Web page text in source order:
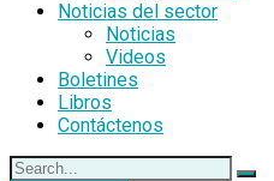
Noticias del sector
Noticias
Videos
Boletines
Libros
Contáctenos